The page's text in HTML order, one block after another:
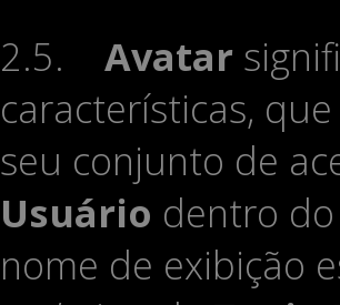
2.5. Avatar
características,
seu conjunto de
Usuário dentro
nome de exibição